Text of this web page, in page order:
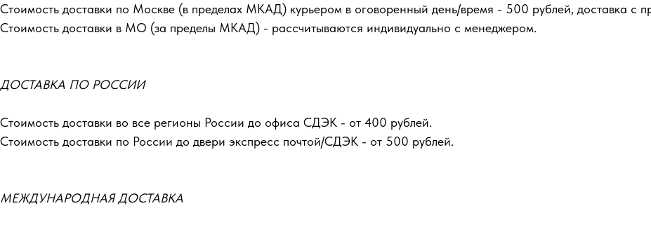
Стоимость доставки по Москве (в пределах МКАД) курьером в оговоренный день/время - 500 рублей, доставка с
Стоимость доставки в МО (за пределы МКАД) - рассчитываются индивидуально с менеджером.
ДОСТАВКА ПО РОССИИ
Стоимость доставки во все регионы России до офиса СДЭК - от 400 рублей.
Стоимость доставки по России до двери экспресс почтой/СДЭК - от 500 рублей.
МЕЖДУНАРОДНАЯ ДОСТАВКА